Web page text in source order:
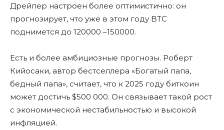
Дрейпер настроен более оптимистично: он
прогнозирует, что уже в этом году BTC
поднимется до 120000 –150000.
Есть и более амбициозные прогнозы. Роберт
Кийосаки, автор бестселлера «Богатый папа,
бедный папа», считает, что к 2025 году биткоин
может достичь $500 000. Он связывает такой рост
с экономической нестабильностью и высокой
инфляцией.